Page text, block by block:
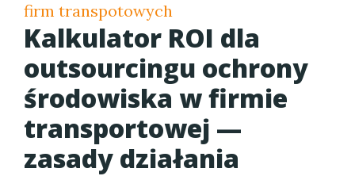
firm transpotowych
Kalkulator ROI dla
outsourcingu ochrony
środowiska w firmie
transportowej —
zasady działania